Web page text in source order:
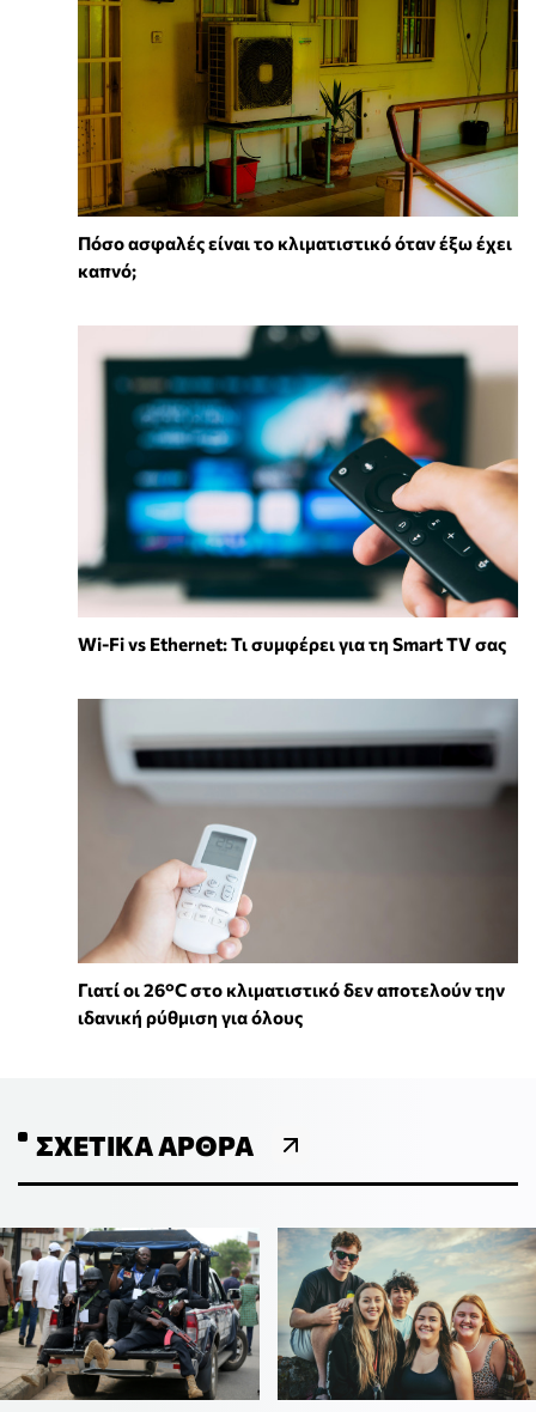
Πόσο ασφαλές είναι το κλιματιστικό όταν έξω έχει
καπνό;
Wi-Fi vs Ethernet: Τι συμφέρει για τη Smart TV σας
Γιατί οι 26°C στο κλιματιστικό δεν αποτελούν την
ιδανική ρύθμιση για όλους
ΣΧΕΤΙΚΆ ΆΡΘΡΑ